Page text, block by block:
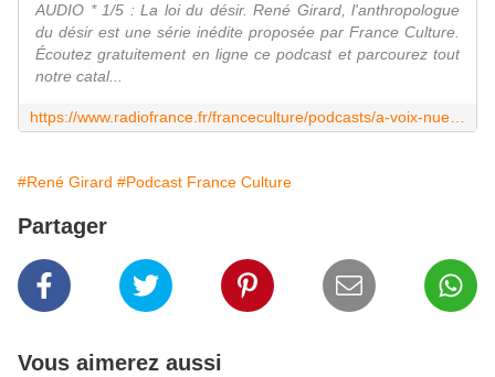
AUDIO * 1/5 : La loi du désir. René Girard, l'anthropologue
du désir est une série inédite proposée par France Culture.
Écoutez gratuitement en ligne ce podcast et parcourez tout
notre catal...
#René Girard #Podcast France Culture
Partager
Vous aimerez aussi